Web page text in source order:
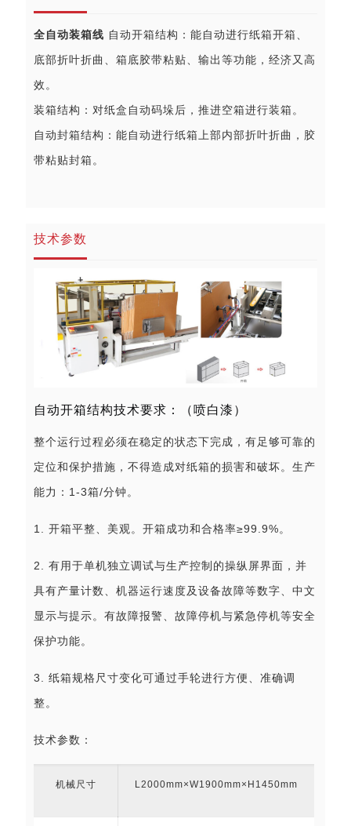
全自动装箱线 自动开箱结构：能自动进行纸箱开箱、
底部折叶折曲、箱底胶带粘贴、输出等功能，经济又高
效。
装箱结构：对纸盒自动码垛后，推进空箱进行装箱。
自动封箱结构：能自动进行纸箱上部内部折叶折曲，胶
带粘贴封箱。
技术参数
自动开箱结构技术要求：（喷白漆）
整个运行过程必须在稳定的状态下完成，有足够可靠的
定位和保护措施，不得造成对纸箱的损害和破坏。生产
能力：1-3箱/分钟。
1. 开箱平整、美观。开箱成功和合格率≥99.9%。
2. 有用于单机独立调试与生产控制的操纵屏界面，并
具有产量计数、机器运行速度及设备故障等数字、中文
显示与提示。有故障报警、故障停机与紧急停机等安全
保护功能。
3. 纸箱规格尺寸变化可通过手轮进行方便、准确调
整。
技术参数：
机械尺寸 L2000mm×W1900mm×H1450mm